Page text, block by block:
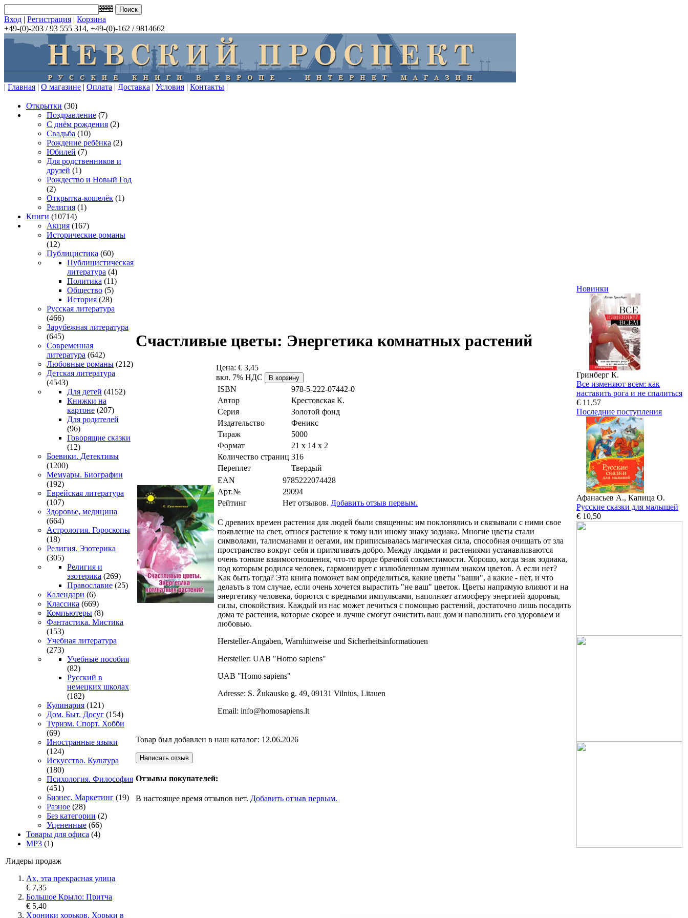
Вход | Регистрация | Корзина
+49-(0)-203 / 93 555 314, +49-(0)-162 / 9814662
| Главная | О магазине | Оплата | Доставка | Условия | Контакты |
Открытки (30)
Поздравление (7)
С днём рождения (2)
Свадьба (10)
Рождение ребёнка (2)
Юбилей (7)
Для родственников и
друзей (1)
Рождество и Новый Год
(2)
Открытка-кошелёк (1)
Религия (1)
Книги (10714)
Акция (167)
Исторические романы
(12)
Публицистика (60)
Публицистическая
литература (4)
Политика (11)
Общество (5)
История (28)
Русская литература
(466)
Зарубежная литература
(645)
Современная
литература (642)
Любовные романы (212)
Детская литература
(4543)
Для детей (4152)
Книжки на
картоне (207)
Для родителей
(96)
Говорящие сказки
(12)
Боевики. Детективы
(1200)
Мемуары. Биографии
(192)
Еврейская литература
(107)
Здоровье, медицина
(664)
Астрология. Гороскопы
(18)
Религия. Эзотерика
(305)
Религия и
эзотерика (269)
Православие (25)
Календари (6)
Классика (669)
Компьютеры (8)
Фантастика. Мистика
(153)
Учебная литература
(273)
Учебные пособия
(82)
Русский в
немецких школах
(182)
Кулинария (121)
Дом. Быт. Досуг (154)
Туризм. Спорт. Хобби
(69)
Иностранные языки
(124)
Искусство. Культура
(180)
Психология. Философия
(451)
Бизнес. Маркетинг (19)
Разное (28)
Без категории (2)
Уцененные (66)
Товары для офиса (4)
MP3 (1)
Лидеры продаж
Ах, эта прекрасная улица
€ 7,35
Большое Крыло: Притча
€ 5,40
Хроники хорьков. Хорьки в
Счастливые цветы: Энергетика комнатных растений
Цена: € 3,45
вкл. 7% НДС
ISBN
978-5-222-07442-0
Автор
Крестовская К.
Серия
Золотой фонд
Издательство
Феникс
Тираж
5000
Формат
21 x 14 x 2
Количество страниц 316
Переплет
Твердый
EAN
9785222074428
Арт.№
29094
Рейтинг
Нет отзывов. Добавить отзыв первым.
С древних времен растения для людей были священны: им поклонялись и связывали с ними свое
появление на свет, относя растение к тому или иному знаку зодиака. Многие цветы стали
символами, талисманами и оегами, им приписывалась магическая сила, способная очищать от зла
пространство вокруг себя и притягивать добро. Между людьми и растениями устанавливаются
очень тонкие взаимоотношения, что-то вроде брачной совместимости. Хорошо, когда знак зодиака,
под которым родился человек, гармонирует с излюбленным лунным знаком цветов. А если нет?
Как быть тогда? Эта книга поможет вам определиться, какие цветы "ваши", а какие - нет, и что
делаъть в том случае, если очень хочется вырастить "не ваш" цветок. Цветы напрямую влияют и на
энергетику человека, борются с вредными импульсами, наполняет атмосферу энергией здоровья,
силы, спокойствия. Каждый из нас может лечиться с помощью растений, достаточно лишь посадить
дома те растения, которые скорее и лучше смогут очистить ваш дом и наполнить его здоровьем и
любовью.
Hersteller-Angaben, Warnhinweise und Sicherheitsinformationen
Hersteller: UAB "Homo sapiens"
UAB "Homo sapiens"
Adresse: S. Žukausko g. 49, 09131 Vilnius, Litauen
Email: info@homosapiens.lt
Товар был добавлен в наш каталог: 12.06.2026
Отзывы покупателей:
В настоящее время отзывов нет. Добавить отзыв первым.
Новинки
Гринберг К.
Все изменяют всем: как
наставить рога и не спалиться
€ 11,57
Последние поступления
Афанасьев А., Капица О.
Русские сказки для малышей
€ 10,50